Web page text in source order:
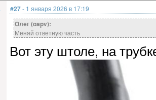
#27- 1 января 2026 в 17:19
Олег (oapv):
Меняй ответную часть
Вот эту штоле, на